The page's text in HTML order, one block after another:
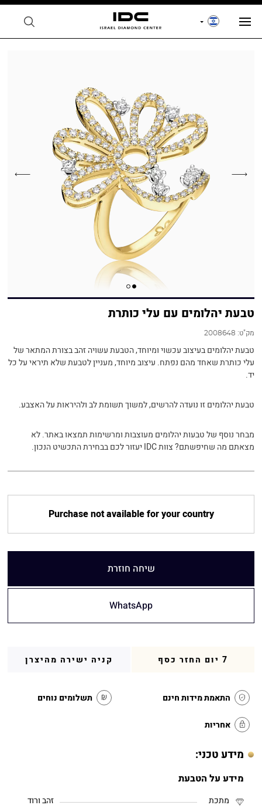
טבעת יהלומים עם עלי כותרת
מק"ט: 2008648
טבעת יהלומים בעיצוב עכשוי ומיוחד, הטבעת עשויה זהב בצורת המתאר של
עלי כותרת שאחד מהם נפתח. עיצוב מיוחד, מעניין לטבעת שלא תיראי על כל
יד.
טבעת יהלומים זו נועדה להרשים, למשוך תשומת לב ולהיראות על האצבע.
מבחר נוסף של טבעות יהלומים מעוצבות ומרשימות תמצאו באתר. לא
מצאתם מה שחיפשתם? צוות IDC יעזור לכם בבחירת התכשיט הנכון.
Purchase not available for your country
שיחה חוזרת
WhatsApp
7 יום החזר כסף קניה ישירה מהיצרן
התאמת מידות חינם תשלומים נוחים
אחריות
מידע טכני:
מידע על הטבעת
מתכת
זהב ורוד